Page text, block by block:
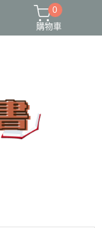
0
購物車